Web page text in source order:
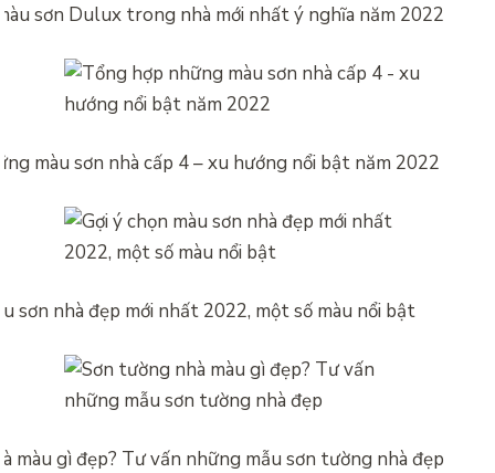
sơn Dulux trong nhà mới nhất ý nghĩa năm 2022
màu sơn nhà cấp 4 – xu hướng nổi bật năm 2022
sơn nhà đẹp mới nhất 2022, một số màu nổi bật
màu gì đẹp? Tư vấn những mẫu sơn tường nhà đẹp